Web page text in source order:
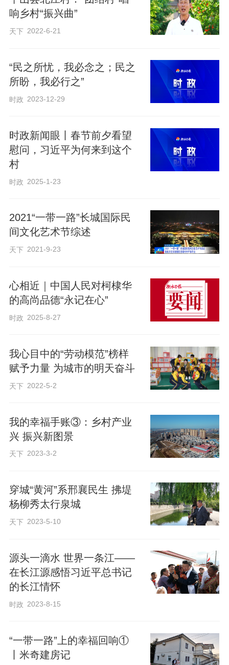
响乡村“振兴曲”
天下 2022-6-21
“民之所忧，我必念之；民之
所盼，我必行之”
时政 2023-12-29
时政新闻眼丨春节前夕看望
慰问，习近平为何来到这个
村
时政 2025-1-23
2021“一带一路”长城国际民
间文化艺术节综述
天下 2021-9-23
心相近｜中国人民对柯棣华
的高尚品德“永记在心”
时政 2025-8-27
我心目中的“劳动模范”榜样
赋予力量 为城市的明天奋斗
天下 2022-5-2
我的幸福手账③：乡村产业
兴 振兴新图景
天下 2023-3-2
穿城“黄河”系邢襄民生 拂堤
杨柳秀太行泉城
天下 2023-5-10
源头一滴水 世界一条江——
在长江源感悟习近平总书记
的长江情怀
时政 2023-8-15
“一带一路”上的幸福回响①
丨米奇建房记